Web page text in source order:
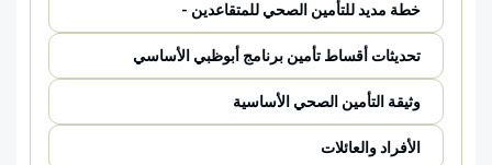
خطة مديد للتأمين الصحي للمتقاعدين -
تحديثات أقساط تأمين برنامج أبوظبي الأساسي
وثيقة التأمين الصحي الأساسية
الأفراد والعائلات